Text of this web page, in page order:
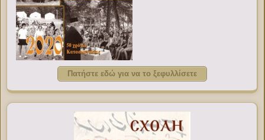
Πατήστε εδώ για να το ξεφυλλίσετε